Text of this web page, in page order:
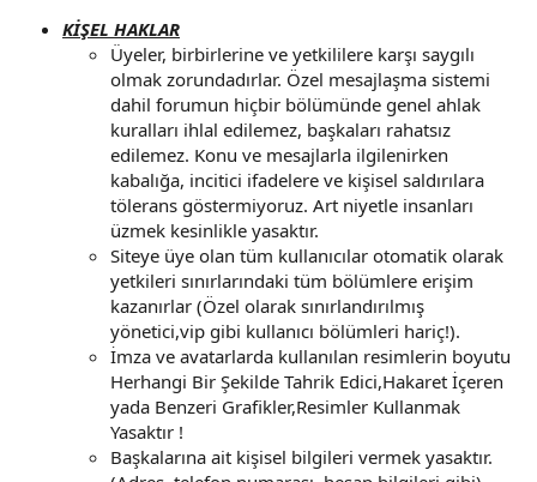
KİŞEL HAKLAR
Üyeler, birbirlerine ve yetkililere karşı saygılı
olmak zorundadırlar. Özel mesajlaşma sistemi
dahil forumun hiçbir bölümünde genel ahlak
kuralları ihlal edilemez, başkaları rahatsız
edilemez. Konu ve mesajlarla ilgilenirken
kabalığa, incitici ifadelere ve kişisel saldırılara
tölerans göstermiyoruz. Art niyetle insanları
üzmek kesinlikle yasaktır.
Siteye üye olan tüm kullanıcılar otomatik olarak
yetkileri sınırlarındaki tüm bölümlere erişim
kazanırlar (Özel olarak sınırlandırılmış
yönetici,vip gibi kullanıcı bölümleri hariç!).
İmza ve avatarlarda kullanılan resimlerin boyutu
Herhangi Bir Şekilde Tahrik Edici,Hakaret İçeren
yada Benzeri Grafikler,Resimler Kullanmak
Yasaktır !
Başkalarına ait kişisel bilgileri vermek yasaktır.